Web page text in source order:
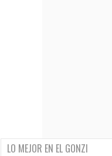
LO MEJOR EN EL GONZI